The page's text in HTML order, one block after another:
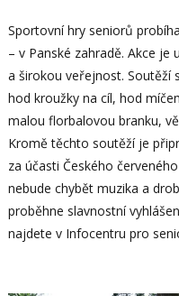
Sportovní hry seniorů
– v Panské zahradě. Akce je
a širokou veřejnost. Soutěží
hod kroužky na cíl, hod
malou florbalovou branku,
Kromě těchto soutěží je
za účasti Českého
nebude chybět muzika a
proběhne slavnostní
najdete v Infocentru pro